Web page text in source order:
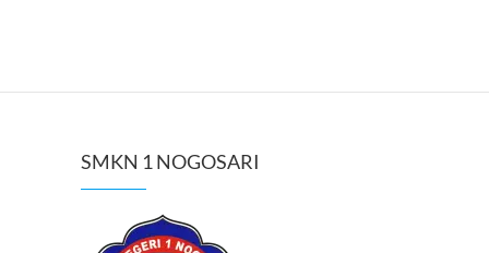
SMKN 1 NOGOSARI